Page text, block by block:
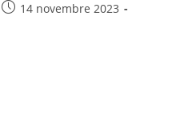
14 novembre 2023